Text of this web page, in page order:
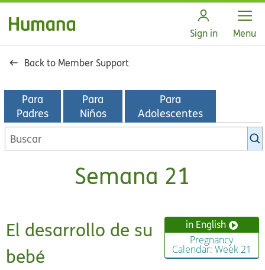
Sign in Open
Menu
Back to Member Support
Para
Padres
Para
Niños
Para
Adolescentes
Buscar
en
Semana 21
in English
Pregnancy
Calendar: Week 21
El desarrollo de su
bebé